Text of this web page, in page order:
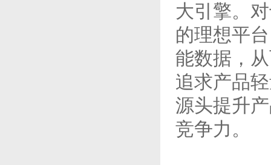
大引擎。
的理想平
能数据，
追求产品
源头提升
竞争力。